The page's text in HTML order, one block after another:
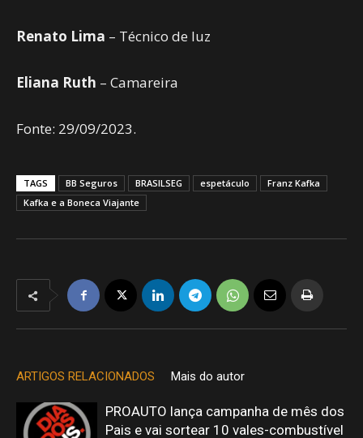
Renato Lima – Técnico de luz
Eliana Ruth – Camareira
Fonte: 29/09/2023.
TAGS BB Seguros BRASILSEG espetáculo
Franz Kafka
Kafka e a Boneca Viajante
ARTIGOS RELACIONADOS Mais do autor
PROAUTO lança campanha de mês dos
Pais e vai sortear 10 vales-combustível